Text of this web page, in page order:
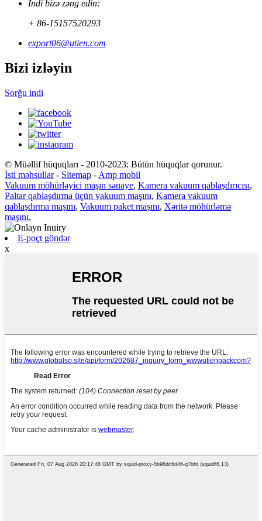
İndi bizə zəng edin:
+ 86-15157520293
export06@utien.com
Bizi izləyin
Sorğu indi
© Müəllif hüquqları - 2010-2023: Bütün hüquqlar qorunur.
İsti məhsullar- Sitemap - Amp mobil
Vakuum möhürləyici maşın sənaye, Kamera vakuum qablaşdırıcısı,
Paltar qablaşdırma üçün vakuum maşını, Kamera vakuum
qablaşdırma maşını, Vakuum paket maşını, Xəritə möhürləmə
maşını,
E-poçt göndər
x